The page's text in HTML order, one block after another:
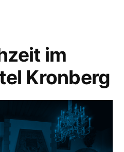
im
Kronberg